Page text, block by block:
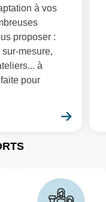
à vos
proposer :
mesure,
à
pour